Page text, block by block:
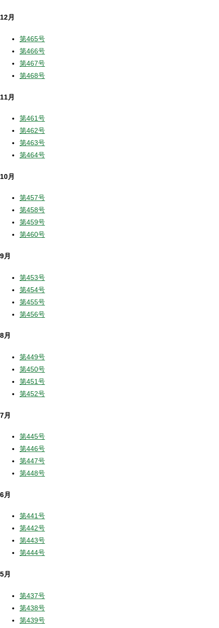
12月
第465号
第466号
第467号
第468号
11月
第461号
第462号
第463号
第464号
10月
第457号
第458号
第459号
第460号
9月
第453号
第454号
第455号
第456号
8月
第449号
第450号
第451号
第452号
7月
第445号
第446号
第447号
第448号
6月
第441号
第442号
第443号
第444号
5月
第437号
第438号
第439号